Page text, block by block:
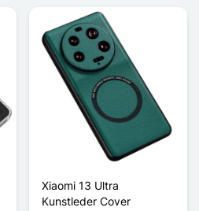
Xiaomi 13 Ultra
Kunstleder Cover